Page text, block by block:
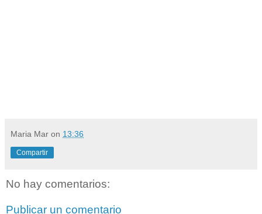
Maria Mar on 13:36
Compartir
No hay comentarios:
Publicar un comentario